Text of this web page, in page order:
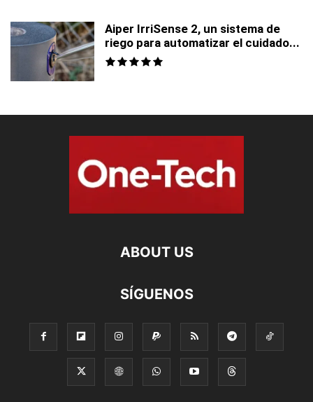
Aiper IrriSense 2, un sistema de
riego para automatizar el cuidado...
ABOUT US
SÍGUENOS